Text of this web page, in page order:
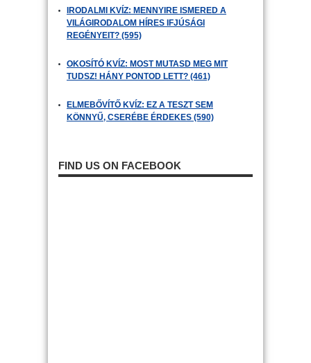
IRODALMI KVÍZ: MENNYIRE ISMERED A
VILÁGIRODALOM HÍRES IFJÚSÁGI
REGÉNYEIT? (595)
OKOSÍTÓ KVÍZ: MOST MUTASD MEG MIT
TUDSZ! HÁNY PONTOD LETT? (461)
ELMEBŐVÍTŐ KVÍZ: EZ A TESZT SEM
KÖNNYŰ, CSERÉBE ÉRDEKES (590)
FIND US ON FACEBOOK